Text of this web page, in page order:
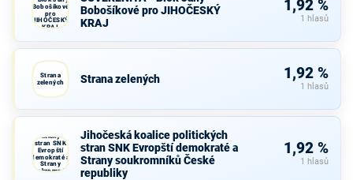
Bobošíkové
pro
JIHOČESKÝ
KRAJ
Bobošíkové pro JIHOČESKÝ
KRAJ
1,92 %
1 hlasů
Strana
zelených
Strana zelených 1,92 %
1 hlasů
politických
stran SNK
Evropští
demokraté a
Strany
soukromníků
Jihočeská koalice politických
stran SNK Evropští demokraté a
Strany soukromníků České
republiky
1,92 %
1 hlasů